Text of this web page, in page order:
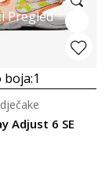
Pregled
1
Adjust 6 SE